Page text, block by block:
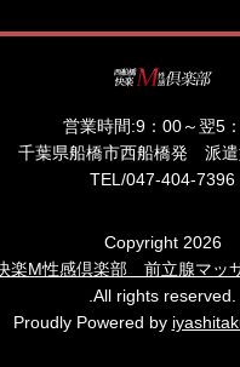
営業時間:9：00～翌5
千葉県船橋市西船橋発 派
TEL/047-404-7396
Copyright 2026
楽M性感倶楽部 前立腺マッ
.All rights reserved.
Proudly Powered by